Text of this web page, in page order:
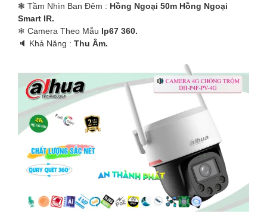
❃ Tầm Nhìn Ban Đêm : Hồng Ngoại 50m Hồng Ngoại
Smart IR.
❄ Camera Theo Mẫu Ip67 360.
️🔈 Khả Năng : Thu Âm.